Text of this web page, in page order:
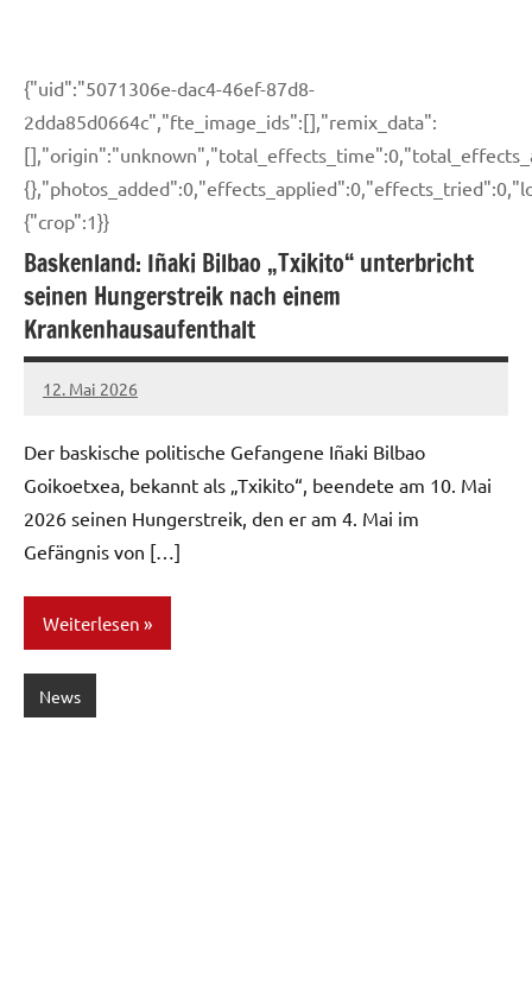
{"uid":"5071306e-dac4-46ef-87d8-
2dda85d0664c","fte_image_ids":[],"remix_data":
{"crop":1}}
Baskenland: Iñaki Bilbao „Txikito“ unterbricht
seinen Hungerstreik nach einem
Krankenhausaufenthalt
12. Mai 2026
network
Der baskische politische Gefangene Iñaki Bilbao
Goikoetxea, bekannt als „Txikito“, beendete am 10. Mai
2026 seinen Hungerstreik, den er am 4. Mai im
Gefängnis von […]
Weiterlesen
News